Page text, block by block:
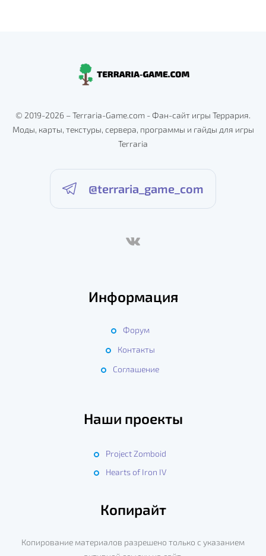
© 2019-2026 – Terraria-Game.com - Фан-сайт игры Террария.
Моды, карты, текстуры, сервера, программы и гайды для игры
Terraria
@terraria_game_com
Информация
Форум
Контакты
Соглашение
Наши проекты
Project Zomboid
Hearts of Iron IV
Копирайт
Копирование материалов разрешено только с указанием